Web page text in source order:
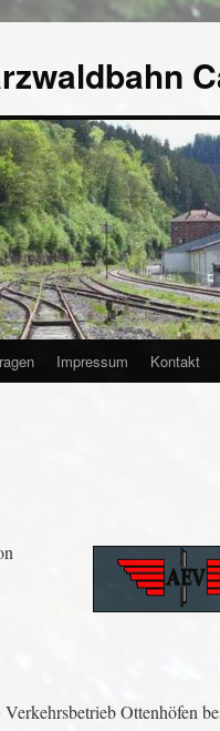
Impressum Kontakt
Ottenhöfen